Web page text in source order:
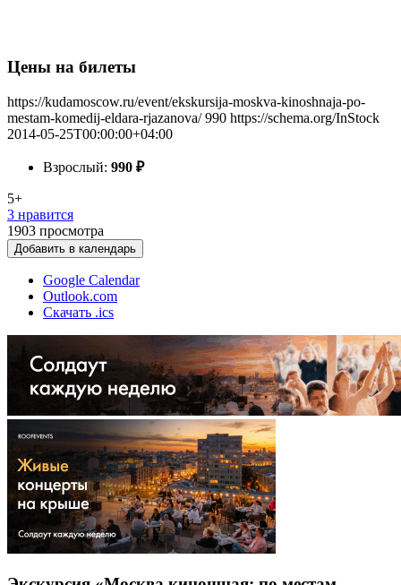
Цены на билеты
https://kudamoscow.ru/event/ekskursija-moskva-kinoshnaja-po-
mestam-komedij-eldara-rjazanova/ 990 https://schema.org/InStock
2014-05-25T00:00:00+04:00
Взрослый: 990 ₽
5+
3 нравится
1903 просмотра
Добавить в календарь
Google Calendar
Outlook.com
Скачать .ics